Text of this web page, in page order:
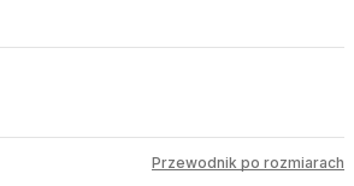
Przewodnik po rozmiarach